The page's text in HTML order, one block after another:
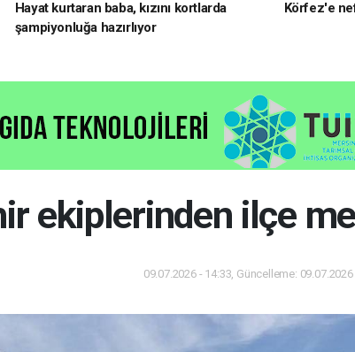
Hayat kurtaran baba, kızını kortlarda
şampiyonluğa hazırlıyor
Körfez'e
ekiplerinden ilçe
09.07.2026 - 14:33, Güncelleme: 09.07.2026